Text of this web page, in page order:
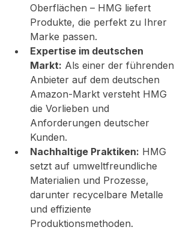
Oberflächen – HMG liefert
Produkte, die perfekt zu Ihrer
Marke passen.
Expertise im deutschen
Markt: Als einer der führenden
Anbieter auf dem deutschen
Amazon-Markt versteht HMG
die Vorlieben und
Anforderungen deutscher
Kunden.
Nachhaltige Praktiken: HMG
setzt auf umweltfreundliche
Materialien und Prozesse,
darunter recycelbare Metalle
und effiziente
Produktionsmethoden.